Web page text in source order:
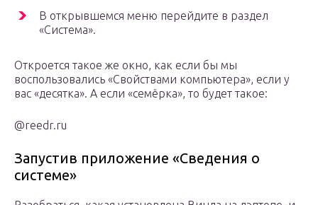
В открывшемся меню перейдите в раздел
«Система».
Откроется такое же окно, как если бы мы
воспользовались «Свойствами компьютера», если у
вас «десятка». А если «семёрка», то будет такое:
@reedr.ru
Запустив приложение «Сведения о
системе»